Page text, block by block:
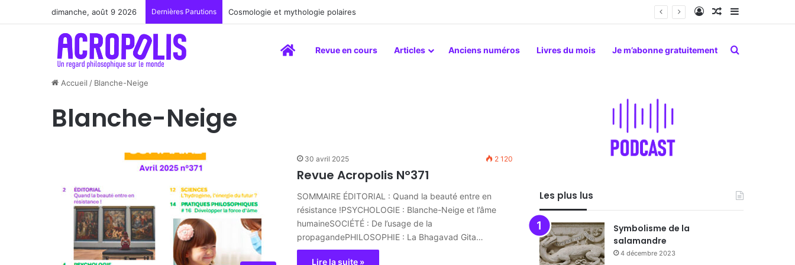
dimanche, août 9 2026 Dernières Parutions Cosmologie et mythologie polaires Connexion
Article Aléatoire
Sidebar
AccueilRevue en cours Articles Anciens numéros Livres du mois Je m’abonne gratuitement Rechercher
Accueil / Blanche-Neige
Blanche-Neige
30 avril 2025 2 120
Revue Acropolis N°371
SOMMAIRE ÉDITORIAL : Quand la beauté entre en
résistance !PSYCHOLOGIE : Blanche-Neige et l’âme
humaineSOCIÉTÉ : De l’usage de la
propagandePHILOSOPHIE : La Bhagavad Gita…
Lire la suite »
Les plus lus
Symbolisme de la
salamandre
4 décembre 2023